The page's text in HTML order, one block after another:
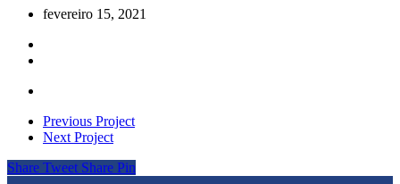
fevereiro 15, 2021
Previous Project
Next Project
Share Tweet Share Pin